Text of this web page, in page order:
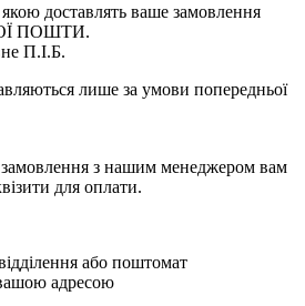
якою доставлять ваше замовлення
ПОШТИ.
П.І.Б.
лише за умови попередньої
замовлення з нашим менеджером вам
для оплати.
або поштомат
адресою